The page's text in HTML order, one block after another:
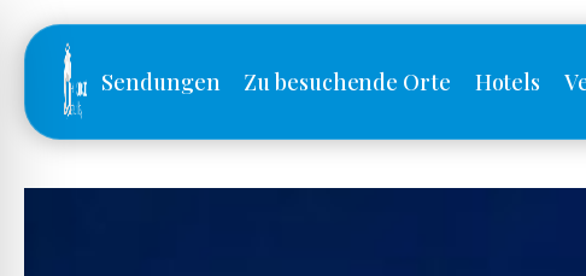
Sendungen Zu besuchende Orte Hotels